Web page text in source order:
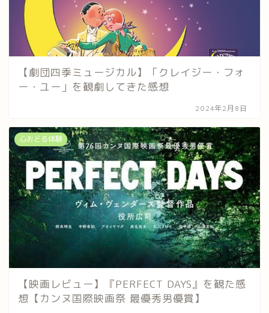
【劇団四季ミュージカル】「クレイジー・フォ
ー・ユー」を観劇してきた感想
2024年2月8日
心おどる体験
【映画レビュー】『PERFECT DAYS』を観た感
想【カンヌ国際映画祭 最優秀男優賞】